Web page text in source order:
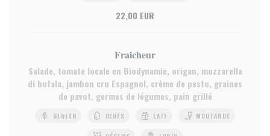
22,00 EUR
Fraicheur
Salade, tomate locale en Biodynamie, origan, mozzarella
di bufala, jambon cru Espagnol, crème de pesto, graines
de pavot, germes de légumes, pain grillé
GLUTEN OEUFS LAIT MOUTARDE